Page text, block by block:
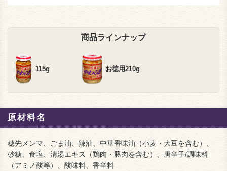
商品ラインナップ
115g お徳用210g
原材料名
穂先メンマ、ごま油、辣油、中華香味油（小麦・大豆を含む）、
砂糖、食塩、清湯エキス（鶏肉・豚肉を含む）、唐辛子/調味料
（アミノ酸等）、酸味料、香辛料